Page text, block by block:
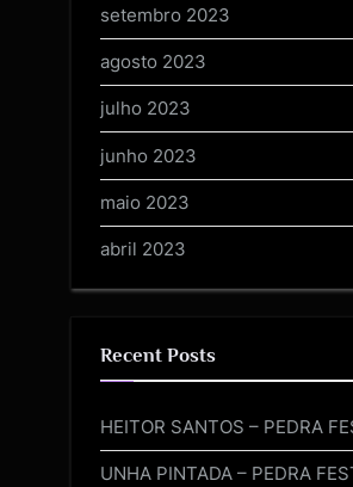
setembro 2023
agosto 2023
julho 2023
junho 2023
maio 2023
abril 2023
Recent Posts
HEITOR SANTOS – PEDRA
UNHA PINTADA – PEDRA